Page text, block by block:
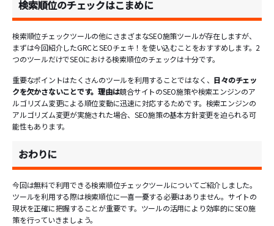
検索順位のチェックはこまめに
検索順位チェックツールの他にさまざまなSEO施策ツールが存在しますが、
まずは今回紹介したGRCとSEOチェキ！を使い込むことをおすすめします。2
つのツールだけでSEOにおける検索順位のチェックは十分です。
重要なポイントはたくさんのツールを利用することではなく、 日々のチェッ
クを欠かさないことです。理由は競合サイトのSEO施策や検索エンジンのア
ルゴリズム変更による順位変動に迅速に対応するためです。検索エンジンの
アルゴリズム変更が実施された場合、SEO施策の基本方針変更を迫られる可
能性もあります。
おわりに
今回は無料で利用できる検索順位チェックツールについてご紹介しました。
ツールを利用する際は検索順位に一喜一憂する必要はありません。サイトの
現状を正確に把握することが重要です。ツールの活用により効率的にSEO施
策を行っていきましょう。